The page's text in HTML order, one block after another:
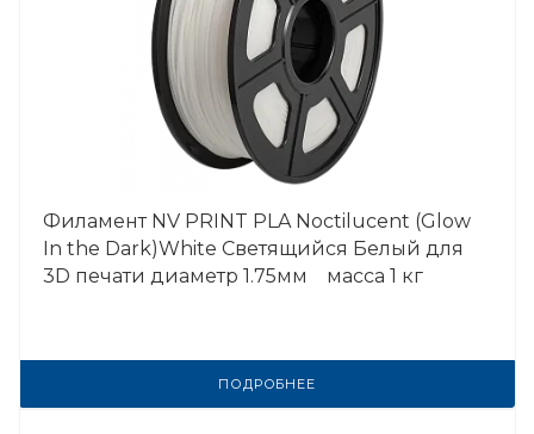
Филамент NV PRINT PLA Noctilucent (Glow
In the Dark)White Светящийся Белый для
3D печати диаметр 1.75мм масса 1 кг
ПОДРОБНЕЕ